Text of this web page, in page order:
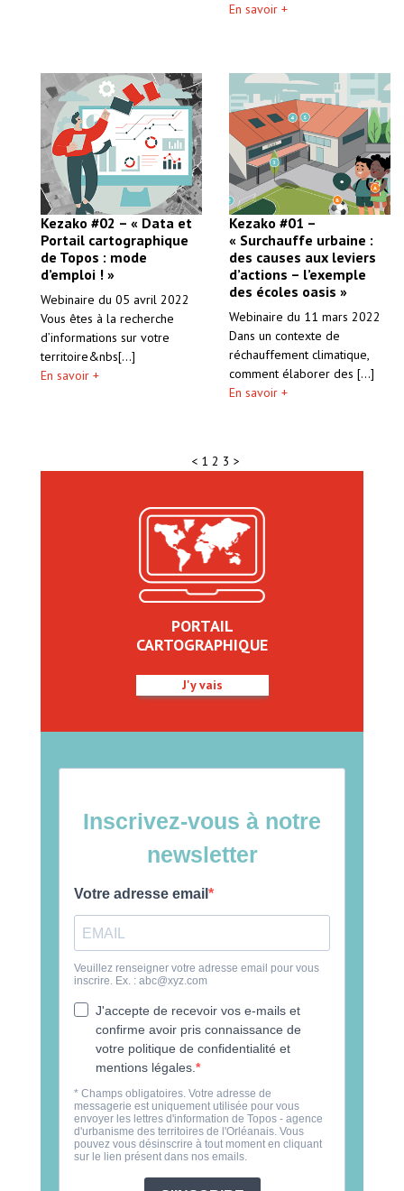
En savoir +
Kezako #02 – « Data et
Portail cartographique
de Topos : mode
d’emploi ! »
Webinaire du 05 avril 2022
Vous êtes à la recherche
d’informations sur votre
territoire&nbs[...]
En savoir +
Kezako #01 –
« Surchauffe urbaine :
des causes aux leviers
d’actions – l’exemple
des écoles oasis »
Webinaire du 11 mars 2022
Dans un contexte de
réchauffement climatique,
comment élaborer des [...]
En savoir +
< 1 2 3 >
PORTAIL
CARTOGRAPHIQUE
J'y vais